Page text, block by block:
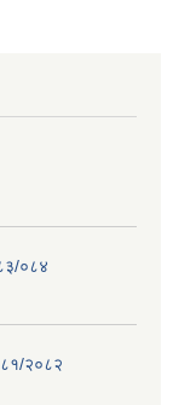
०८४
२०८२